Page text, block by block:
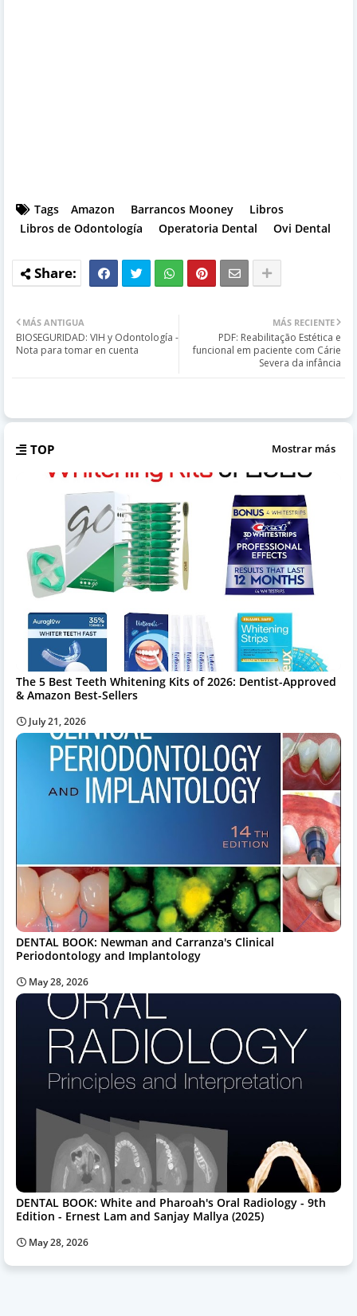
Tags Amazon Barrancos Mooney
Libros
Libros de Odontología
Operatoria Dental Ovi Dental
MÁS RECIENTE
PDF: Reabilitação Estética e
funcional em paciente com Cárie
Severa da infância
MÁS ANTIGUA
BIOSEGURIDAD: VIH y Odontología -
Nota para tomar en cuenta
TOP Mostrar más
The 5 Best Teeth Whitening Kits of 2026: Dentist-Approved
& Amazon Best-Sellers
July 21, 2026
DENTAL BOOK: Newman and Carranza's Clinical
Periodontology and Implantology
May 28, 2026
DENTAL BOOK: White and Pharoah's Oral Radiology - 9th
Edition - Ernest Lam and Sanjay Mallya (2025)
May 28, 2026